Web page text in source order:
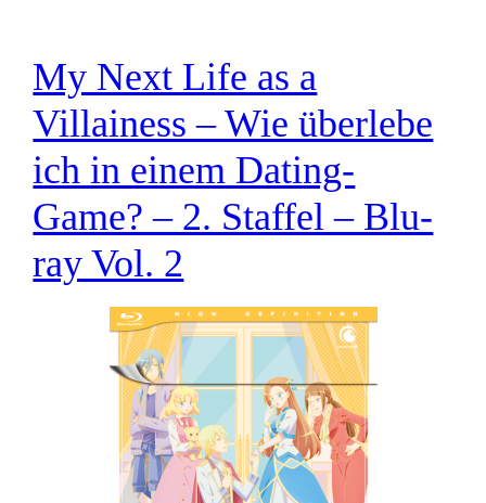
My Next Life as a
Villainess – Wie überlebe
ich in einem Dating-
Game? – 2. Staffel – Blu-
ray Vol. 2